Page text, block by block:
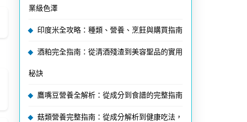
業級色澤
印度米全攻略：種類、營養、烹飪與購買指南
酒粕完全指南：從清酒殘渣到美容聖品的實用
秘訣
鷹嘴豆營養全解析：從成分到食譜的完整指南
菇類營養完整指南：從成分解析到健康吃法，